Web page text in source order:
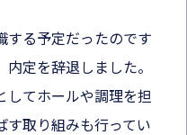
する予定だったのです
定を辞退しました。
してホールや調理を担
す取り組みも行ってい